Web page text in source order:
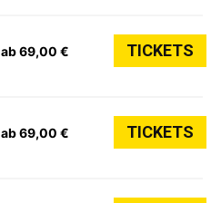
ab 69,00 € TICKETS
ab 69,00 € TICKETS